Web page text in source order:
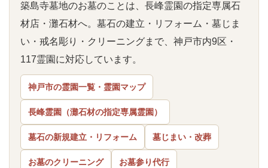
築島寺墓地のお墓のことは、長峰霊園の指定専属石
材店・灘石材へ。墓石の建立・リフォーム・墓じま
い・戒名彫り・クリーニングまで、神戸市内9区・
117霊園に対応しています。
神戸市の霊園一覧・霊園マップ
長峰霊園（灘石材の指定専属霊園）
墓石の新規建立・リフォーム 墓じまい・改葬
お墓のクリーニング お墓参り代行